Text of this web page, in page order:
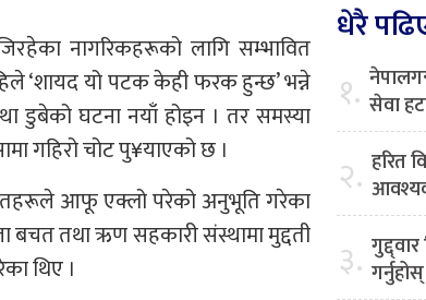
नागरिकहरूको लागि सम्भावित
‘शायद यो पटक केही फरक हुन्छ’ भन्ने
डुबेको घटना नयाँ होइन । तर समस्या
गहिरो चोट पु¥याएको छ ।
आफू एक्लो परेको अनुभूति गरेका
बचत तथा ऋण सहकारी संस्थामा मुद्दती
थिए ।
धेरै
१. सेवा
२. हरित
३. गर्नुहोस्